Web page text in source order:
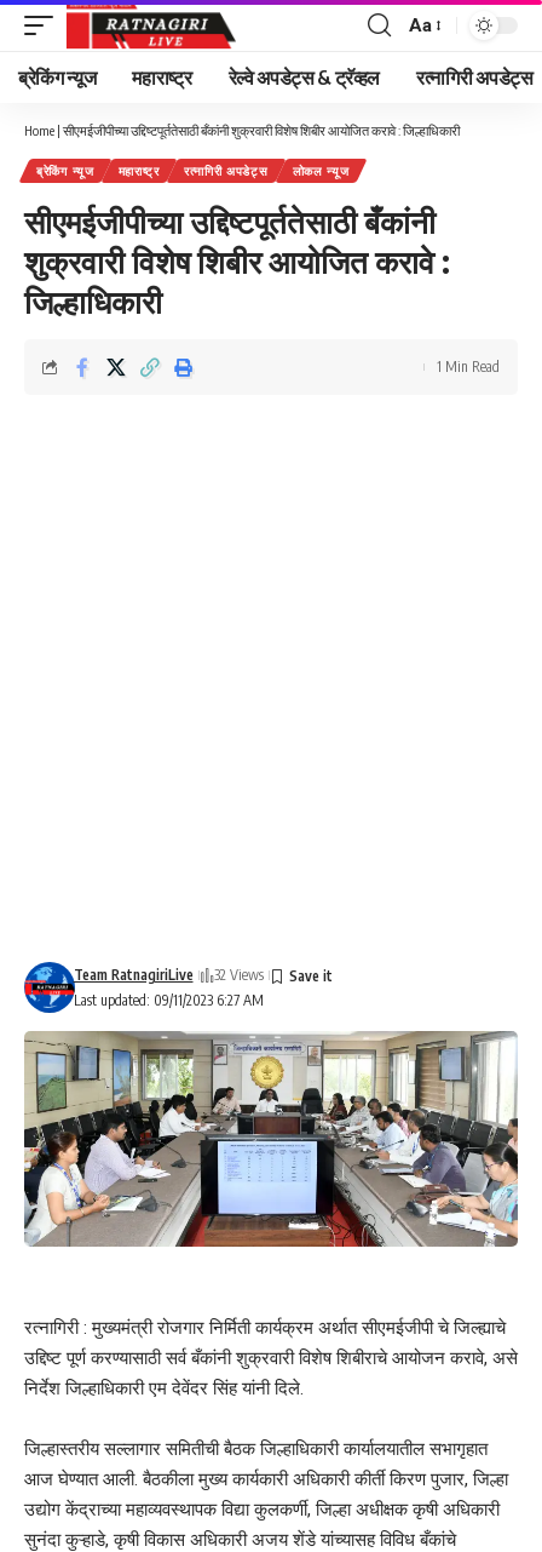
Font
Resizer
Aa
ब्रेकिंग न्यूज महाराष्ट्र रेल्वे अपडेट्स & ट्रॅव्हल रत्नागिरी अपडेट्स
Home | सीएमईजीपीच्या उद्दिष्टपूर्ततेसाठी बँकांनी शुक्रवारी विशेष शिबीर आयोजित करावे : जिल्हाधिकारी
ब्रेकिंग न्यूज महाराष्ट्र रत्नागिरी अपडेट्स लोकल न्यूज
सीएमईजीपीच्या उद्दिष्टपूर्ततेसाठी बँकांनी
शुक्रवारी विशेष शिबीर आयोजित करावे :
जिल्हाधिकारी
Last updated: 09/11/2023 6:27 AM
Team RatnagiriLive 32 Views
1 Min Read
रत्नागिरी : मुख्यमंत्री रोजगार निर्मिती कार्यक्रम अर्थात सीएमईजीपी चे जिल्ह्याचे
उद्दिष्ट पूर्ण करण्यासाठी सर्व बँकांनी शुक्रवारी विशेष शिबीराचे आयोजन करावे, असे
निर्देश जिल्हाधिकारी एम देवेंदर सिंह यांनी दिले.
जिल्हास्तरीय सल्लागार समितीची बैठक जिल्हाधिकारी कार्यालयातील सभागृहात
आज घेण्यात आली. बैठकीला मुख्य कार्यकारी अधिकारी कीर्ती किरण पुजार, जिल्हा
उद्योग केंद्राच्या महाव्यवस्थापक विद्या कुलकर्णी, जिल्हा अधीक्षक कृषी अधिकारी
सुनंदा कुऱ्हाडे, कृषी विकास अधिकारी अजय शेंडे यांच्यासह विविध बँकांचे